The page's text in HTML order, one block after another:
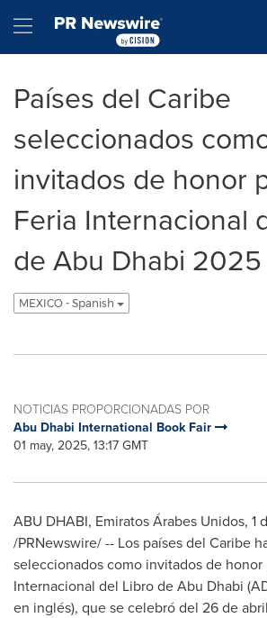
Hamburger menu
Países del Caribe
seleccionados
invitados de honor
Feria Internacional
de Abu Dhabi 2025
MEXICO - Spanish
NOTICIAS PROPORCIONADAS POR
Abu Dhabi International Book Fair
01 may, 2025, 13:17 GMT
ABU DHABI, Emiratos Árabes Unidos, 1
/PRNewswire/ -- Los países del Caribe
seleccionados como invitados de honor
Internacional del Libro deAbu Dhabi
en inglés), que se celebró del 26 de